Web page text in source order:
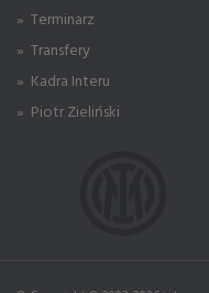
» Terminarz
» Transfery
» Kadra Interu
» Piotr Zieliński